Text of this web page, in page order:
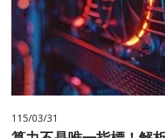
115/03/31